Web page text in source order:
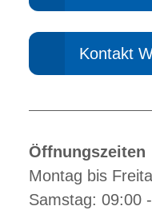
Kontakt
Öffnungszeiten
Montag bis
Samstag: 09:00